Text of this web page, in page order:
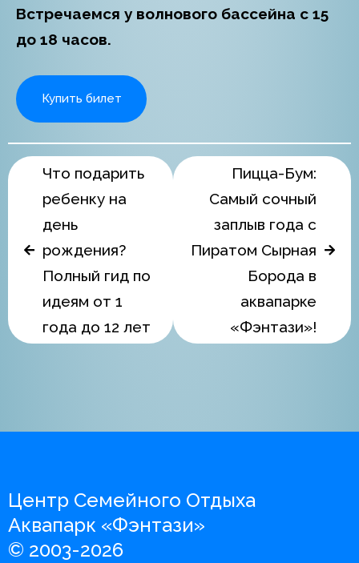
Встречаемся у волнового бассейна с 15
до 18 часов.
Купить билет
Что подарить
ребенку на
день
рождения?
Полный гид по
идеям от 1
года до 12 лет
Пицца-Бум:
Самый сочный
заплыв года с
Пиратом Сырная
Борода в
аквапарке
«Фэнтази»!
Центр Семейного Отдыха
Аквапарк «Фэнтази»
© 2003-2026